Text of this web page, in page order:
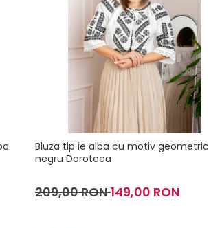
Bluza tip ie alba cu motiv geometric
negru Doroteea
209,00 RON149,00 RON